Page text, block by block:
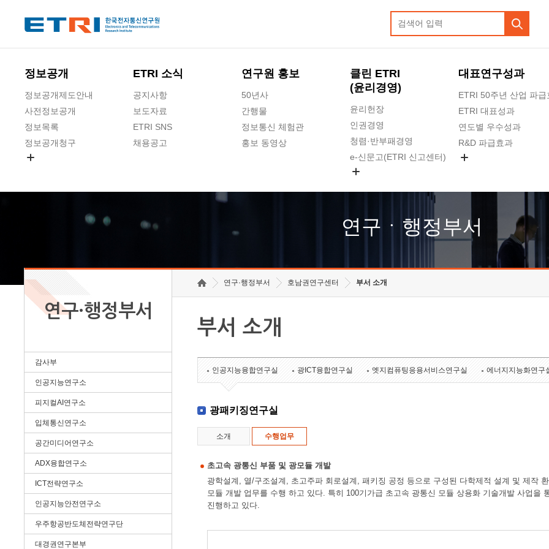
정보공개
정보공개제도안내
사전정보공개
정보목록
정보공개청구
ETRI 소식
공지사항
보도자료
ETRI SNS
채용공고
연구원 홍보
50년사
간행물
정보통신 체험관
홍보 동영상
클린 ETRI
(윤리경영)
윤리헌장
인권경영
청렴·반부패경영
e-신문고(ETRI 신고센터)
고객의소리
수의계약 현황
대표연구성과
ETRI 50주년 산업 파급
ETRI 대표성과
연도별 우수성과
R&D 파급효과
연구ㆍ행정부서
연구·행정부서
감사부
인공지능연구소
피지컬AI연구소
입체통신연구소
공간미디어연구소
ADX융합연구소
ICT전략연구소
인공지능안전연구소
우주항공반도체전략연구단
대경권연구본부
연구·행정부서 호남권연구센터 부서 소개
부서 소개
인공지능융합연구실 광ICT융합연구실 엣지컴퓨팅응용서비스연구실 에너지지능화연구
광패키징연구실
소개 수행업무
초고속 광통신 부품 및 광모듈 개발
광학설계, 열/구조설계, 초고주파 회로설계, 패키징 공정 등으로 구성된 다학제적 설계 및 제작
모듈 개발 업무를 수행 하고 있다. 특히 100기가급 초고속 광통신 모듈 상용화 기술개발 사업을
진행하고 있다.